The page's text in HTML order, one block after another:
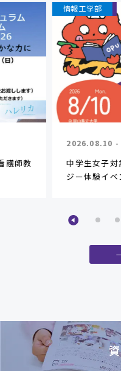
護師教
地域連携・研究
情報工学部
2026.08.10
中学生女子対
ジー体験イベ